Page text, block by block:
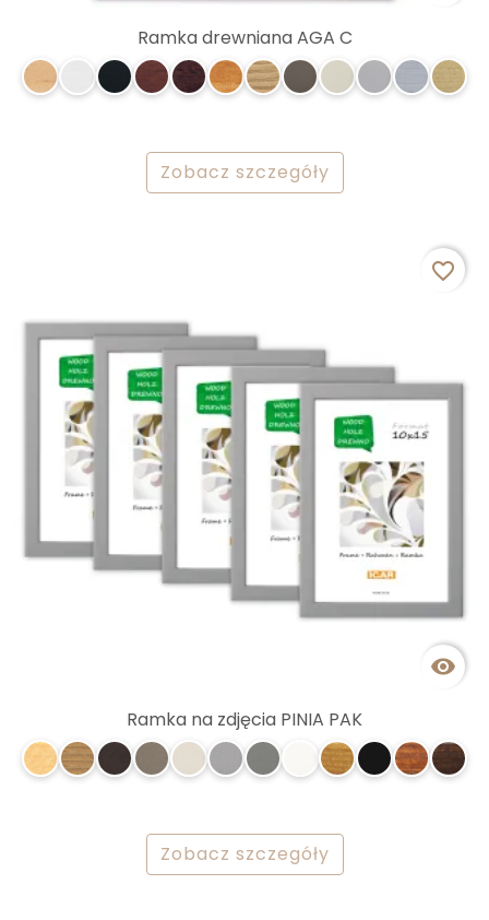
Ramka drewniana AGA C
Zobacz szczegóły

favorite_border
Ramka na zdjęcia PINIA PAK
Zobacz szczegóły